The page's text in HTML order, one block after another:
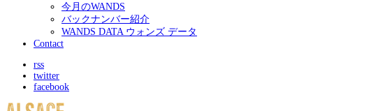
今月のWANDS
バックナンバー紹介
WANDS DATA ウォンズ データ
Contact
rss
twitter
facebook